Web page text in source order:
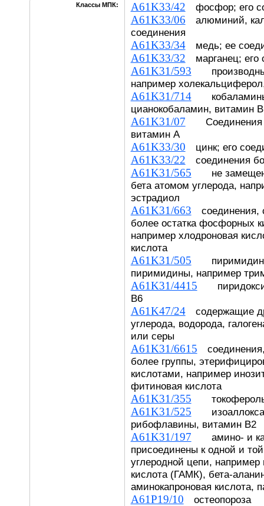
Классы МПК: A61K33/42 фосфор; его
A61K33/06 алюминий,
соединения
A61K33/34медь; ее
A61K33/32 марганец; его
A61K31/593
например
A61K31/714
цианокобаламин, витамин
A61K31/07 Соединения
витамин A
A61K33/30 цинк; его
A61K33/22 соединения
A61K31/565 не
бета атомом углерода,
эстрадиол
A61K31/663 соединения,
более остатка фосфорных
например хлодроновая
кислота
A61K31/505
пиримидины, например
A61K31/4415
В6
A61K47/24содержащие
углерода, водорода,
или серы
A61K31/6615
более группы,
кислотами, например
фитиновая кислота
A61K31/355
A61K31/525
рибофлавины, витамин B2
A61K31/197 амино- и
присоединены к одной и
углеродной цепи,
кислота (ГАМК), бета-
аминокапроновая кислота,
A61P19/10 остеопороза